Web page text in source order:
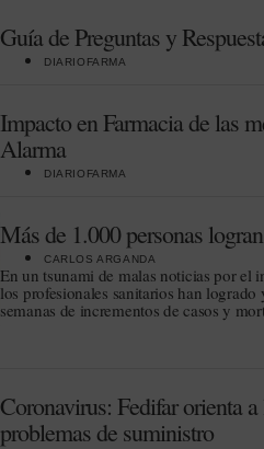
Guía de Preguntas y
DIARIOFARMA
Impacto en Farmacia de las
Alarma
DIARIOFARMA
Más de 1.000 personas
CARLOS ARGANDA
En un tsunami de malas noticias por el
los profesionales sanitarios han logrado
semanas de incrementos de casos y
Coronavirus: Fedifar orienta
problemas de suministro